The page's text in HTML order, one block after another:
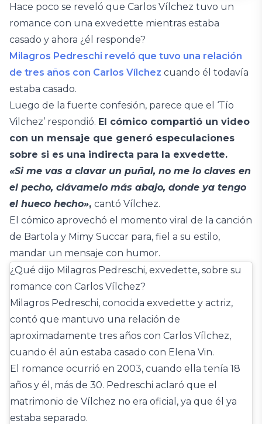
Hace poco se reveló que Carlos Vílchez tuvo un
romance con una exvedette mientras estaba
casado y ahora ¿él responde?
Milagros Pedreschi reveló que tuvo una relación
de tres años con Carlos Vílchez cuando él todavía
estaba casado.
Luego de la fuerte confesión, parece que el ‘Tío
Vilchez’ respondió. El cómico compartió un video
con un mensaje que generó especulaciones
sobre si es una indirecta para la exvedette.
«Si me vas a clavar un puñal, no me lo claves en
el pecho, clávamelo más abajo, donde ya tengo
el hueco hecho», cantó Vílchez.
El cómico aprovechó el momento viral de la canción
de Bartola y Mimy Succar para, fiel a su estilo,
mandar un mensaje con humor.
¿Qué dijo Milagros Pedreschi, exvedette, sobre su
romance con Carlos Vílchez?
Milagros Pedreschi, conocida exvedette y actriz,
contó que mantuvo una relación de
aproximadamente tres años con Carlos Vílchez,
cuando él aún estaba casado con Elena Vin.
El romance ocurrió en 2003, cuando ella tenía 18
años y él, más de 30. Pedreschi aclaró que el
matrimonio de Vílchez no era oficial, ya que él ya
estaba separado.